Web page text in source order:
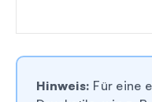
Hinweis: Für eine